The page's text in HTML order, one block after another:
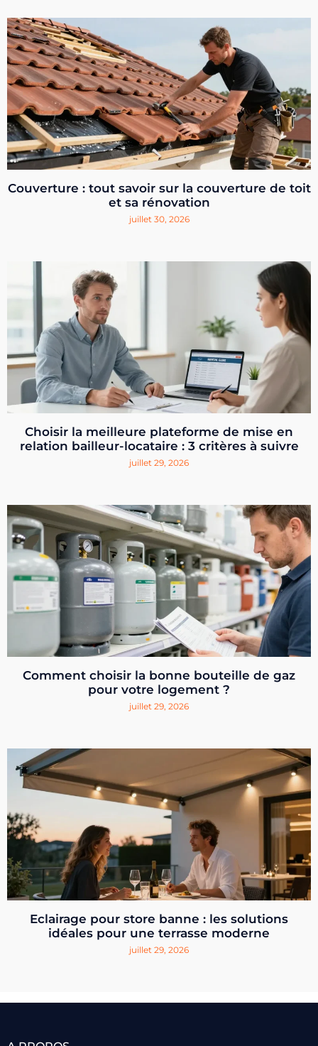
Couverture : tout savoir sur la couverture de toit
et sa rénovation
juillet 30, 2026
Choisir la meilleure plateforme de mise en
relation bailleur-locataire : 3 critères à suivre
juillet 29, 2026
Comment choisir la bonne bouteille de gaz
pour votre logement ?
juillet 29, 2026
Eclairage pour store banne : les solutions
idéales pour une terrasse moderne
juillet 29, 2026